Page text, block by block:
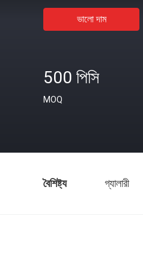
ভালো দাম
500 পিসি
MOQ
বৈশিষ্ট্য গ্যালারী